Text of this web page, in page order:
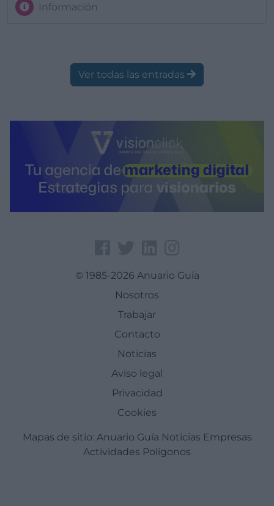
Información
Ver todas las entradas
© 1985-2026 Anuario Guía
Nosotros
Trabajar
Contacto
Noticias
Aviso legal
Privacidad
Cookies
Mapas de sitio: Anuario Guía Noticias Empresas
Actividades Poligonos